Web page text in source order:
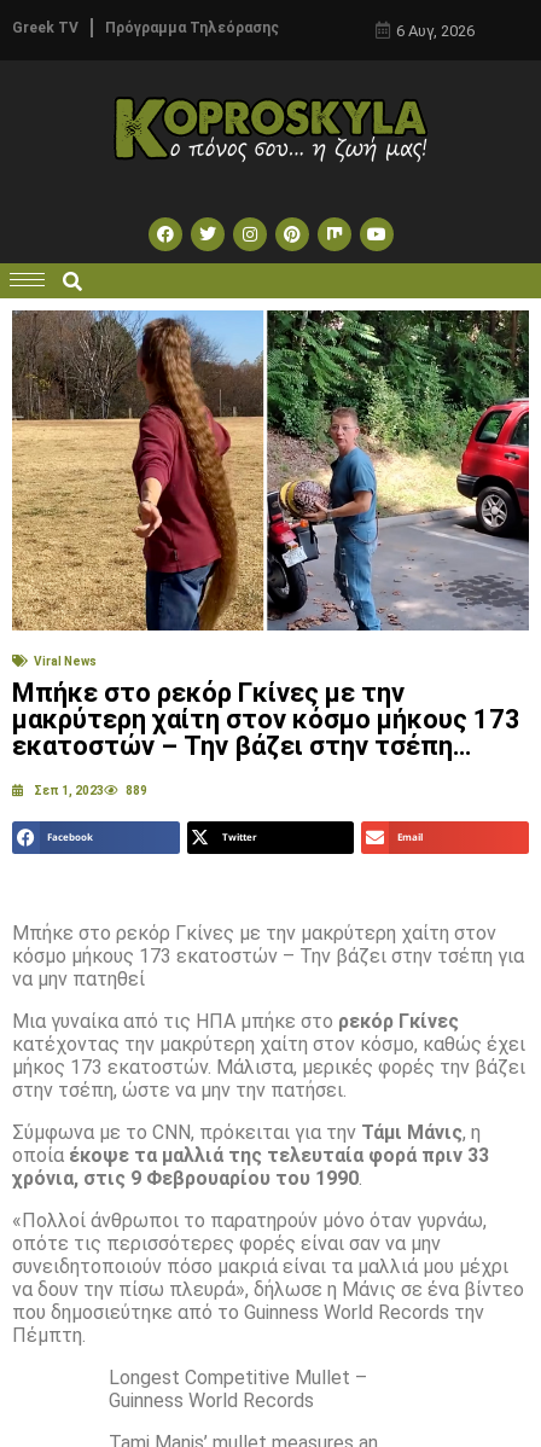
Greek TV Πρόγραμμα Τηλεόρασης 6 Αυγ, 2026
Viral News
Μπήκε στο ρεκόρ Γκίνες με την
μακρύτερη χαίτη στον κόσμο μήκους 173
εκατοστών – Την βάζει στην τσέπη…
Σεπ 1, 2023 889
Facebook Twitter Email
Μπήκε στο ρεκόρ Γκίνες με την μακρύτερη χαίτη στον
κόσμο μήκους 173 εκατοστών – Την βάζει στην τσέπη για
να μην πατηθεί
Μια γυναίκα από τις ΗΠΑ μπήκε στο ρεκόρ Γκίνες
κατέχοντας την μακρύτερη χαίτη στον κόσμο, καθώς έχει
μήκος 173 εκατοστών. Μάλιστα, μερικές φορές την βάζει
στην τσέπη, ώστε να μην την πατήσει.
Σύμφωνα με το CNN, πρόκειται για την Τάμι Μάνις, η
οποία έκοψε τα μαλλιά της τελευταία φορά πριν 33
χρόνια, στις 9 Φεβρουαρίου του 1990.
«Πολλοί άνθρωποι το παρατηρούν μόνο όταν γυρνάω,
οπότε τις περισσότερες φορές είναι σαν να μην
συνειδητοποιούν πόσο μακριά είναι τα μαλλιά μου μέχρι
να δουν την πίσω πλευρά», δήλωσε η Μάνις σε ένα βίντεο
που δημοσιεύτηκε από το Guinness World Records την
Πέμπτη.
Longest Competitive Mullet –
Guinness World Records